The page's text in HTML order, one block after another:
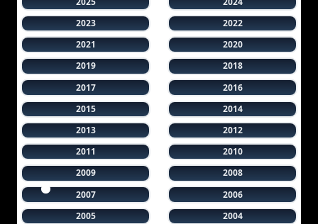
2023
2022
2021
2020
2019
2018
2017
2016
2015
2014
2013
2012
2011
2010
2009
2008
2007
2006
2005
2004